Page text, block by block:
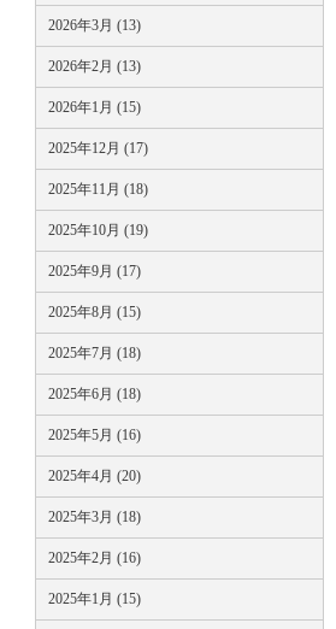
2026年3月 (13)
2026年2月 (13)
2026年1月 (15)
2025年12月 (17)
2025年11月 (18)
2025年10月 (19)
2025年9月 (17)
2025年8月 (15)
2025年7月 (18)
2025年6月 (18)
2025年5月 (16)
2025年4月 (20)
2025年3月 (18)
2025年2月 (16)
2025年1月 (15)